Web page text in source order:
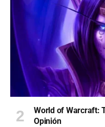
World of Warcraft:
Opinión